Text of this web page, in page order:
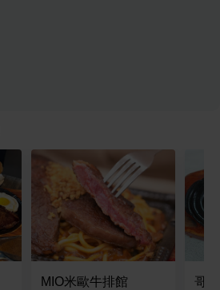
MIO米歐牛排館 哥